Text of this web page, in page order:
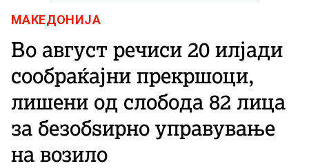
МАКЕДОНИЈА
Во август речиси 20 илјади
сообраќајни прекршоци,
лишени од слобода 82 лица
за безобѕирно управување
на возило